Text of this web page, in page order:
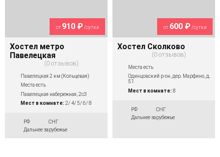
от 910 ₽/сутки
Хостел метро
Павелецкая
0 отзывов
Павелецкая 2 км (Кольцевая)
Места есть
Павелецкая набережная, 2с3
Мест в комнате: 2/ 4/ 5/ 6/ 8
РФ
СНГ
Дальнее зарубежье
от 600 ₽/сутки
Хостел Сколково
0 отзывов
Места есть
Одинцовский р-он, дер. Марфино, д.
51
Мест в комнате: 8
РФ
СНГ
Дальнее зарубежье